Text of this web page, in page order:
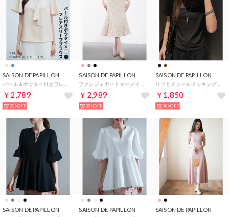
SAISON DE PAPILLON
パール＆ボウタイ付きフレアスリーブブラウス （ベージュ）
￥2,789
30%OFF
SAISON DE PAPILLON
フクレジャガードマーメイドミモレ丈スカート （ピンクベージュ）
￥2,989
25%OFF
SAISON DE PAPILLON
リブとチュールドッキングカットソー （ブラック）
￥1,850
38%OFF
SAISON DE PAPILLON SAISON DE PAPILLON SAISON DE PAPILLON